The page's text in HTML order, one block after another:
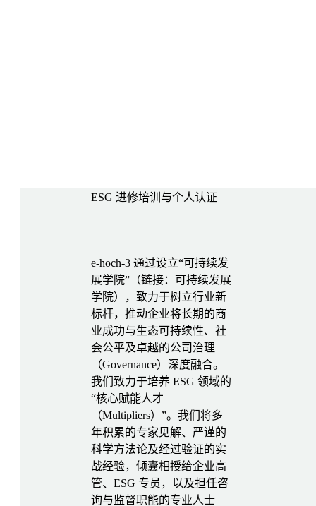
ESG 进修培训与个人认证
e-hoch-3 通过设立“可持续发
展学院”（链接：可持续发展
学院），致力于树立行业新
标杆，推动企业将长期的商
业成功与生态可持续性、社
会公平及卓越的公司治理
（Governance）深度融合。
我们致力于培养 ESG 领域的
“核心赋能人才
（Multipliers）”。我们将多
年积累的专家见解、严谨的
科学方法论及经过验证的实
战经验，倾囊相授给企业高
管、ESG 专员，以及担任咨
询与监督职能的专业人士